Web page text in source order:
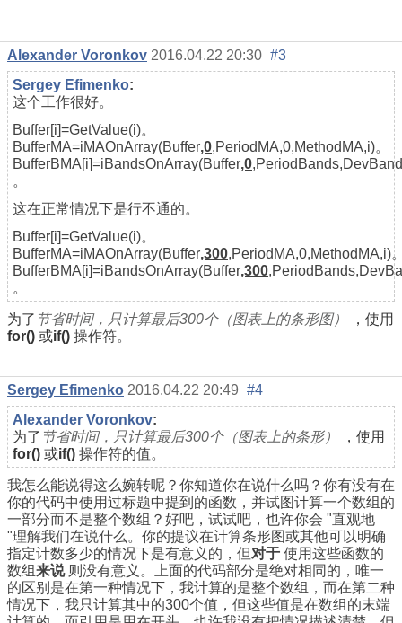
Alexander Voronkov 2016.04.22 20:30 #3
Sergey Efimenko:
这个工作很好。
Buffer[i]=GetValue(i)。
BufferMA=iMAOnArray(Buffer,0,PeriodMA,0,MethodMA,i)。
BufferBMA[i]=iBandsOnArray(Buffer,0
。
这在正常情况下是行不通的。
Buffer[i]=GetValue(i)。
BufferMA=iMAOnArray(Buffer,300,PeriodMA,0,MethodMA,i)
BufferBMA[i]=iBandsOnArray(Buffer,300
。
为了 节省时间，只计算最后300个（图表上的条形图）
，使用
for() 或if() 操作符。
Sergey Efimenko 2016.04.22 20:49 #4
Alexander Voronkov:
为了 节省时间，只计算最后300个（图表上的条形）
，使用
for() 或if() 操作符的值。
我怎么能说得这么婉转呢？你知道你在说什么吗？你有没有在
你的代码中使用过标题中提到的函数，并试图计算一个数组的
一部分而不是整个数组？好吧，试试吧，也许你会 "直观地
"理解我们在说什么。你的提议在计算条形图或其他可以明确
指定计数多少的情况下是有意义的，但对于 使用这些函数的
数组来说则没有意义。上面的代码部分是绝对相同的，唯一
的区别是在第一种情况下，我计算的是整个数组，而在第二种
情况下，我只计算其中的300个值，但这些值是在数组的末端